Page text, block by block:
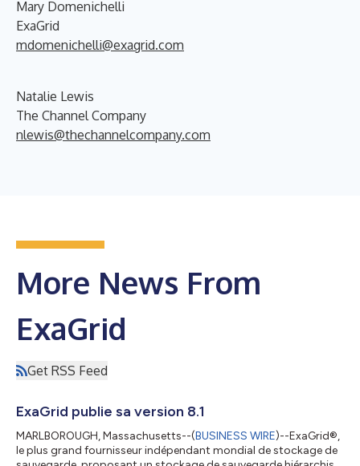
Mary Domenichelli
ExaGrid
mdomenichelli@exagrid.com
Natalie Lewis
The Channel Company
nlewis@thechannelcompany.com
More News From
ExaGrid
Get RSS Feed
ExaGrid publie sa version 8.1
MARLBOROUGH, Massachusetts--(BUSINESS WIRE)--ExaGrid®,
le plus grand fournisseur indépendant mondial de stockage de